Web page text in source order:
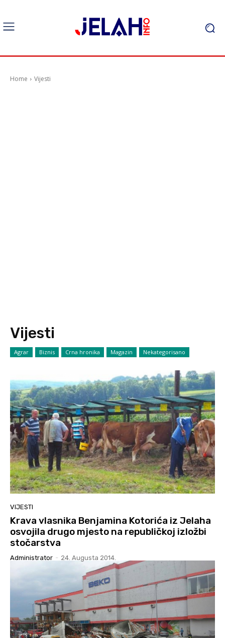
Home Vijesti
Vijesti
Agrar Biznis Crna hronika Magazin Nekategorisano
VIJESTI
Krava vlasnika Benjamina Kotorića iz Jelaha
osvojila drugo mjesto na republičkoj izložbi
stočarstva
Administrator - 24. Augusta 2014.